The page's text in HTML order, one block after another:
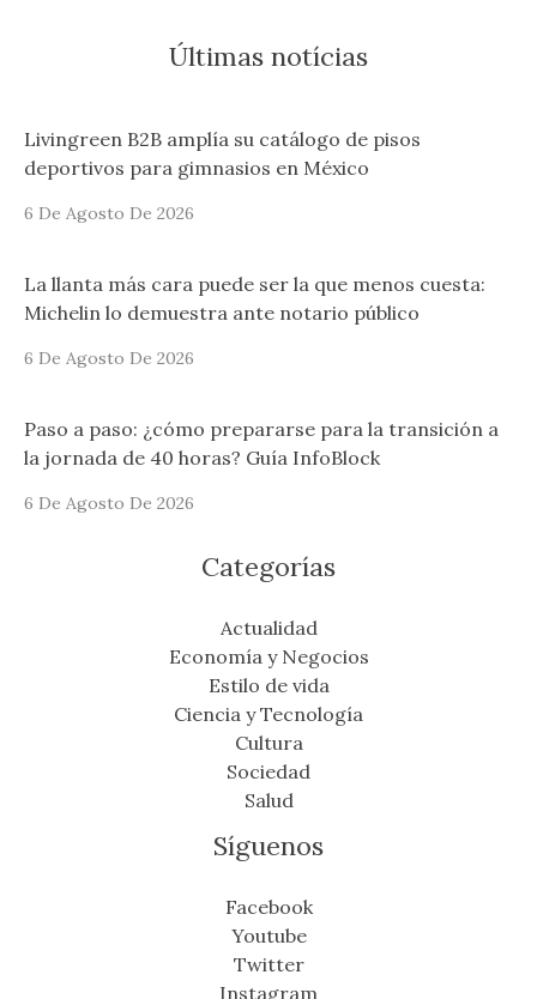
Últimas notícias
Livingreen B2B amplía su catálogo de pisos
deportivos para gimnasios en México
6 De Agosto De 2026
La llanta más cara puede ser la que menos cuesta:
Michelin lo demuestra ante notario público
6 De Agosto De 2026
Paso a paso: ¿cómo prepararse para la transición a
la jornada de 40 horas? Guía InfoBlock
6 De Agosto De 2026
Categorías
Actualidad
Economía y Negocios
Estilo de vida
Ciencia y Tecnología
Cultura
Sociedad
Salud
Síguenos
Facebook
Youtube
Twitter
Instagram